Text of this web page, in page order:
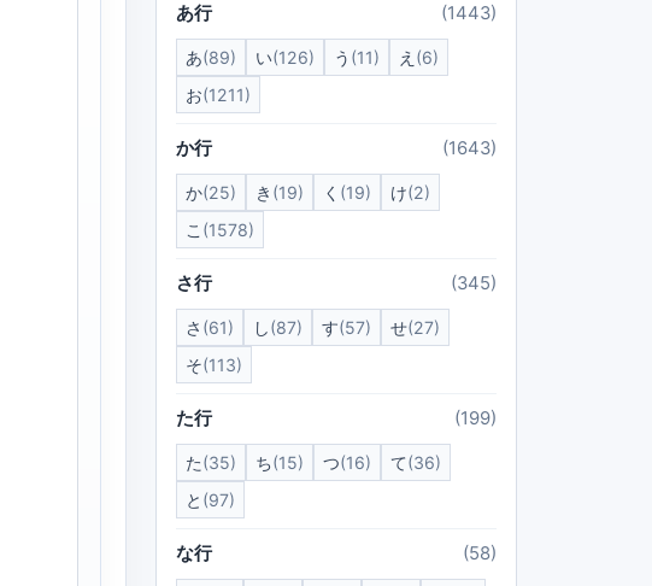
あ行 (1443)
あ(89) い(126) う (11) え (6)
お(1211)
か行 (1643)
か(25) き (19) く (19) け(2)
こ (1578)
さ行 (345)
さ (61) し(87) す(57) せ(27)
そ(113)
た行 (199)
た(35) ち(15) つ(16) て(36)
と (97)
な行 (58)